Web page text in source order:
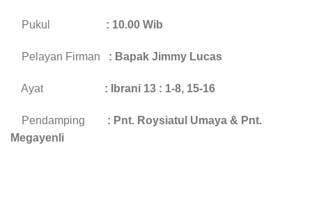
Pukul : 10.00 Wib
Pelayan Firman : Bapak Jimmy Lucas
Ayat : Ibrani 13 : 1-8, 15-16
Pendamping : Pnt. Roysiatul Umaya & Pnt.
Megayenli